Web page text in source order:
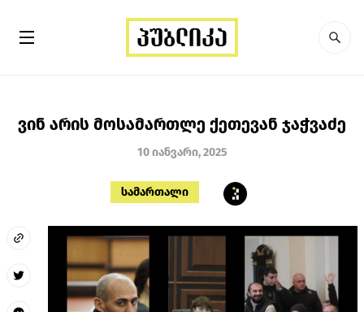
ვინ არის მოსამართლე ქეთევან ჯაჭვაძე
10 იანვარი, 2025
სამართალი